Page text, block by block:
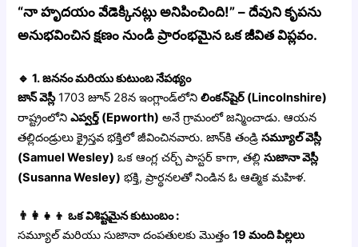
“నా హృదయం వేడెక్కినట్లు అనిపించింది!” – దేవుని కృపను
అనుభవించిన క్షణం నుండి ప్రారంభమైన ఒక జీవిత విప్లవం.
🔹1. జననం మరియు కుటుంబ నేపథ్యం
జాన్ వెస్లీ1703 జూన్ 28న ఇంగ్లాండ్‌లోనిలింకన్‌షైర్ (Lincolnshire)
రాష్ట్రంలోనిఎప్వర్త్ (Epworth) అనే గ్రామంలో జన్మించాడు. ఆయన
తల్లిదండ్రులు క్రైస్తవ భక్తిలో జీవించినవారు. జాన్‌కి తండ్రిసమ్యూల్ వెస్లీ
(Samuel Wesley) ఒక ఆంగ్ల చర్చ్ పాస్టర్ కాగా, తల్లిసుజానా వెస్లీ
(Susanna Wesley) భక్తి, ప్రార్థనలతో నిండిన ఓ ఆత్మిక మహిళ.
👨‍👩‍👧‍👦 ఒక విశిష్టమైన కుటుంబం :
సమ్యూల్ మరియు సుజానా దంపతులకు మొత్తం19 మంది పిల్లలు